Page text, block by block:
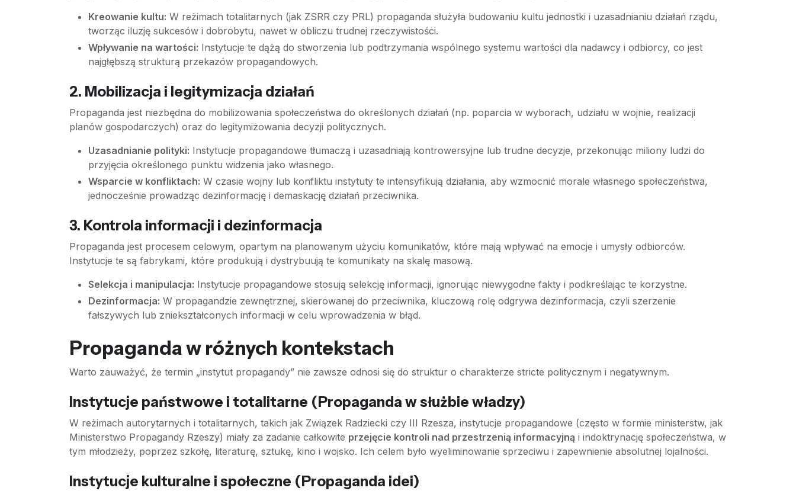
Kreowanie kultu: W reżimach totalitarnych (jak ZSRR czy PRL) propaganda służyła budowaniu kultu jednostki i uzasadnianiu działań rządu,
tworząc iluzję sukcesów i dobrobytu, nawet w obliczu trudnej rzeczywistości.
Wpływanie na wartości: Instytucje te dążą do stworzenia lub podtrzymania wspólnego systemu wartości dla nadawcy i odbiorcy, co jest
najgłębszą strukturą przekazów propagandowych.
2. Mobilizacja i legitymizacja działań
Propaganda jest niezbędna do mobilizowania społeczeństwa do określonych działań (np. poparcia w wyborach, udziału w wojnie, realizacji
planów gospodarczych) oraz do legitymizowania decyzji politycznych.
Uzasadnianie polityki: Instytucje propagandowe tłumaczą i uzasadniają kontrowersyjne lub trudne decyzje, przekonując miliony ludzi do
przyjęcia określonego punktu widzenia jako własnego.
Wsparcie w konfliktach: W czasie wojny lub konfliktu instytuty te intensyfikują działania, aby wzmocnić morale własnego społeczeństwa,
jednocześnie prowadząc dezinformację i demaskację działań przeciwnika.
3. Kontrola informacji i dezinformacja
Propaganda jest procesem celowym, opartym na planowanym użyciu komunikatów, które mają wpływać na emocje i umysły odbiorców.
Instytucje te są fabrykami, które produkują i dystrybuują te komunikaty na skalę masową.
Selekcja i manipulacja: Instytucje propagandowe stosują selekcję informacji, ignorując niewygodne fakty i podkreślając te korzystne.
Dezinformacja: W propagandzie zewnętrznej, skierowanej do przeciwnika, kluczową rolę odgrywa dezinformacja, czyli szerzenie
fałszywych lub zniekształconych informacji w celu wprowadzenia w błąd.
Propaganda w różnych kontekstach
Warto zauważyć, że termin „instytut propagandy” nie zawsze odnosi się do struktur o charakterze stricte politycznym i negatywnym.
Instytucje państwowe i totalitarne (Propaganda w służbie władzy)
W reżimach autorytarnych i totalitarnych, takich jak Związek Radziecki czy III Rzesza, instytucje propagandowe (często w formie ministerstw, jak
Ministerstwo Propagandy Rzeszy) miały za zadanie całkowite przejęcie kontroli nad przestrzenią informacyjną i indoktrynację społeczeństwa, w
tym młodzieży, poprzez szkołę, literaturę, sztukę, kino i wojsko. Ich celem było wyeliminowanie sprzeciwu i zapewnienie absolutnej lojalności.
Instytucje kulturalne i społeczne (Propaganda idei)